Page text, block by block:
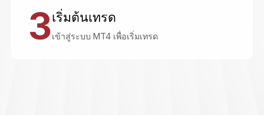
3เริ่มต้นเทรด
เข้าสู่ระบบ MT4 เพื่อเริ่มเทรด